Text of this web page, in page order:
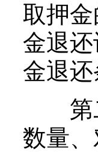
取押
金退
金退
第二
数量